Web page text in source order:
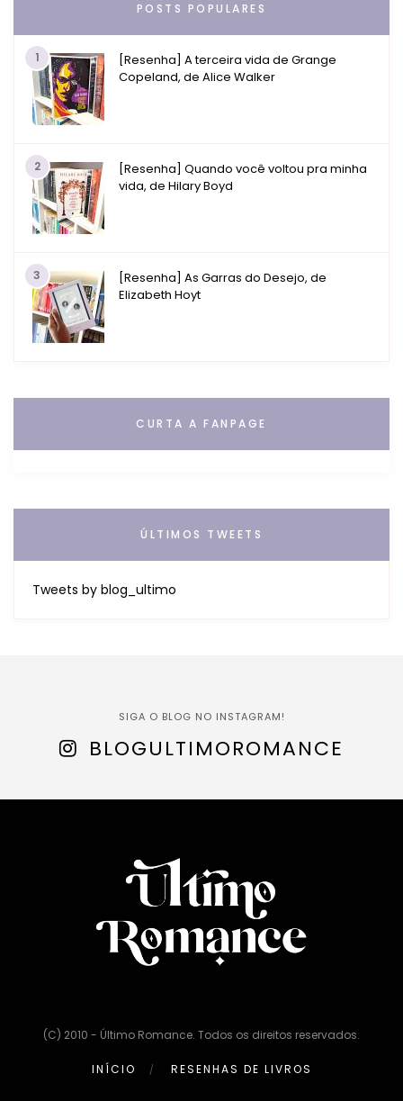
POSTS POPULARES
1
[Resenha] A terceira vida de Grange
Copeland, de Alice Walker
2
[Resenha] Quando você voltou pra minha
vida, de Hilary Boyd
3
[Resenha] As Garras do Desejo, de
Elizabeth Hoyt
CURTA A FANPAGE
ÚLTIMOS TWEETS
Tweets by blog_ultimo
SIGA O BLOG NO INSTAGRAM!
BLOGULTIMOROMANCE
(C) 2010 - Último Romance. Todos os direitos reservados.
INÍCIO RESENHAS DE LIVROS